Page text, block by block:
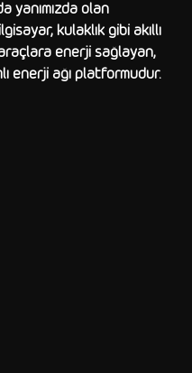
yanımızda olan
kulaklık gibi akıllı
enerji sağlayan,
enerji ağı platformudur.